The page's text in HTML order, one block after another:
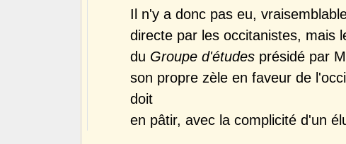
Il n'y a donc pas eu,
directe par les occitanistes, mais
du Groupe d'études présidé par
son propre zèle en faveur de
doit
en pâtir, avec la complicité d'un